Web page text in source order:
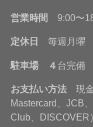
営業時間 9:00〜
定休日 毎週月曜
駐車場 ４ 台完備
お支払い方法現金
Mastercard、JCB
Club、DISCOVER